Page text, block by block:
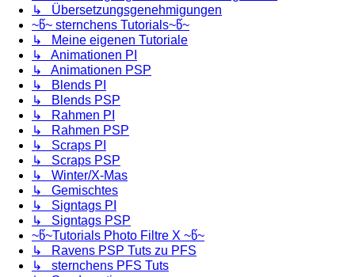
↳ Übersetzungsgenehmigungen
~წ~ sternchens Tutorials~წ~
↳ Meine eigenen Tutoriale
↳ Animationen PI
↳ Animationen PSP
↳ Blends PI
↳ Blends PSP
↳ Rahmen PI
↳ Rahmen PSP
↳ Scraps PI
↳ Scraps PSP
↳ Winter/X-Mas
↳ Gemischtes
↳ Signtags PI
↳ Signtags PSP
~წ~Tutorials Photo Filtre X ~წ~
↳ Ravens PSP Tuts zu PFS
↳ sternchens PFS Tuts